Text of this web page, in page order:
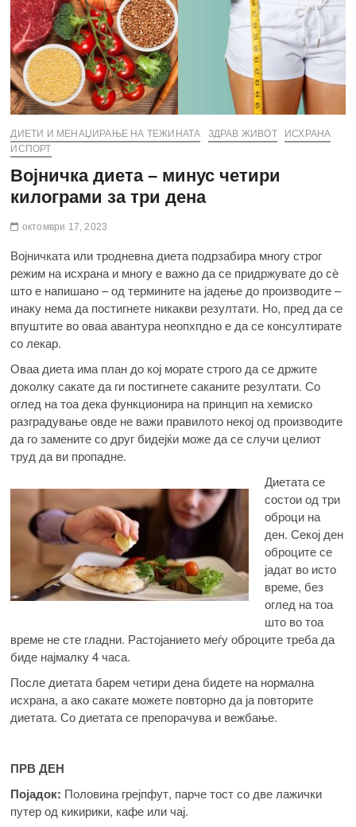
ДИЕТИ И МЕНАЏИРАЊЕ НА ТЕЖИНАТА ЗДРАВ ЖИВОТ
ИСХРАНА
ИСПОРТ
Војничка диета – минус четири
килограми за три дена
октомври 17, 2023
Војничката или тродневна диета подрзабира многу строг
режим на исхрана и многу е важно да се придржувате до сѐ
што е напишано – од термините на јадење до производите –
инаку нема да постигнете никакви резултати. Но, пред да се
впуштите во оваа авантура неопхпдно е да се консултирате
со лекар.
Оваа диета има план до кој морате строго да се држите
доколку сакате да ги постигнете саканите резултати. Со
оглед на тоа дека функционира на принцип на хемиско
разградување овде не важи правилото некој од производите
да го замените со друг бидејќи може да се случи целиот
труд да ви пропадне.
Диетата се
состои од три
оброци на
ден. Секој ден
оброците се
јадат во исто
време, без
оглед на тоа
што во тоа
време не сте гладни. Растојанието меѓу оброците треба да
биде најмалку 4 часа.
После диетата барем четири дена бидете на нормална
исхрана, а ако сакате можете повторно да ја повторите
диетата. Со диетата се препорачува и вежбање.
ПРВ ДЕН
Појадок: Половина грејпфут, парче тост со две лажички
путер од кикирики, кафе или чај.